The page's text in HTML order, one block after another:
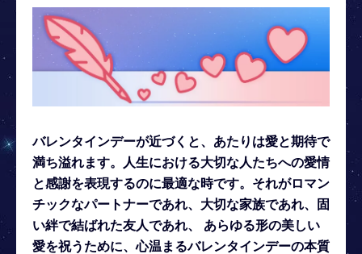
バレンタインデーが近づくと、あたりは愛と期待で
満ち溢れます。人生における大切な人たちへの愛情
と感謝を表現するのに最適な時です。それがロマン
チックなパートナーであれ、大切な家族であれ、固
い絆で結ばれた友人であれ、 あらゆる形の美しい
愛を祝うために、心温まるバレンタインデーの本質